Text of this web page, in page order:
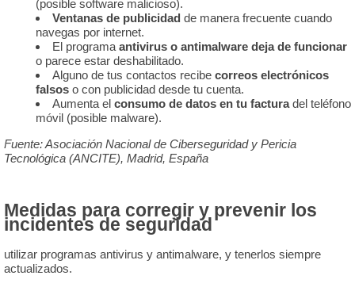
(posible software malicioso).
Ventanas de publicidad de manera frecuente cuando
navegas por internet.
El programaantivirus o antimalware deja de funcionar
o parece estar deshabilitado.
Alguno de tus contactos recibecorreos electrónicos
falsoso con publicidad desde tu cuenta.
Aumenta el consumo de datos en tu facturadel teléfono
móvil (posible malware).
Fuente: Asociación Nacional de Ciberseguridad y Pericia
Tecnológica (ANCITE), Madrid, España
Medidas para corregir y prevenir los
incidentes de seguridad
utilizar programas antivirus y antimalware, y tenerlos siempre
actualizados.